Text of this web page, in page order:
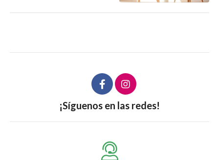
¡Síguenos en las redes!